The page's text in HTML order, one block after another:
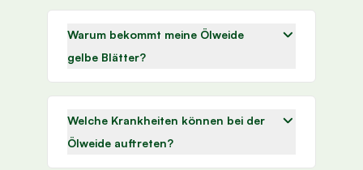
Warum bekommt meine Ölweide
gelbe Blätter?
Welche Krankheiten können bei der
Ölweide auftreten?